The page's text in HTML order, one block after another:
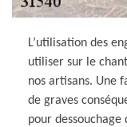
L’utilisation des
utiliser sur le
nos artisans. Une
de graves
pour